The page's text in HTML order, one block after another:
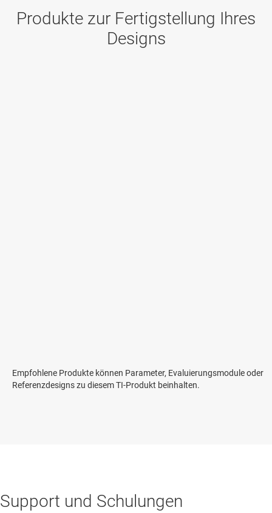
Empfohlene Produkte können Parameter, Evaluierungsmodule oder
Referenzdesigns zu diesem TI-Produkt beinhalten.
Support und Schulungen